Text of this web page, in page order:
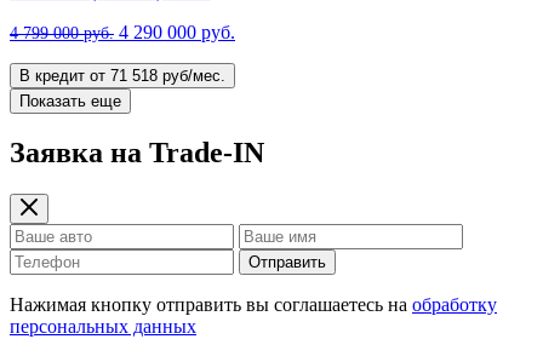
4 799 000 руб. 4 290 000 руб.
В кредит от 71 518 руб/мес.
Показать еще
Заявка на Trade-IN
Отправить
Нажимая кнопку отправить вы соглашаетесь на обработку
персональных данных